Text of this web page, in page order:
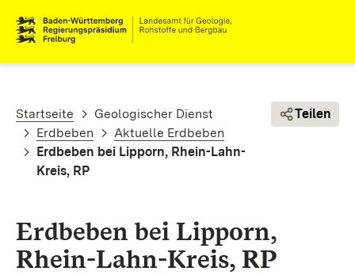
Pfadnavigation
Startseite
Geologischer Dienst
Erdbeben
Aktuelle Erdbeben
Erdbeben bei Lipporn, Rhein-Lahn-
Kreis, RP
Teilen
Erdbeben bei Lipporn,
Rhein-Lahn-Kreis, RP